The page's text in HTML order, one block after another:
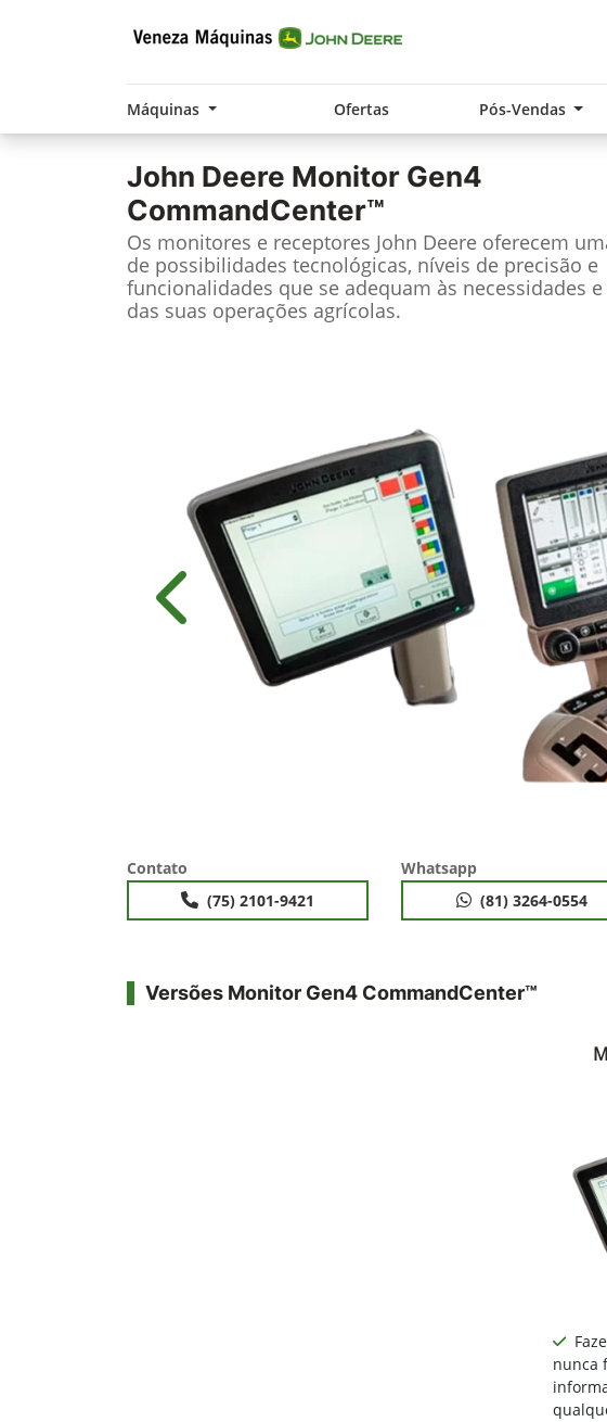
Máquinas Ofertas Pós-Vendas
John Deere Monitor Gen4
CommandCenter™
Os monitores e receptores John Deere oferecem
de possibilidades tecnológicas, níveis de precisão e
funcionalidades que se adequam às necessidades
das suas operações agrícolas.
Anterior
Contato
(75) 2101-9421
Whatsapp
(81) 3264-0554
Versões Monitor Gen4 CommandCenter™
nunca